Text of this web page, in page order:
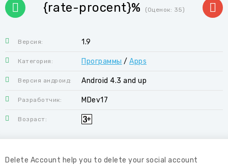
{rate-procent}% (Оценок: 35)
Версия: 1.9
Категория: Программы / Apps
Версия андроид: Android 4.3 and up
Разработчик: MDev17
Возраст:
Delete Account help you to delete your social account